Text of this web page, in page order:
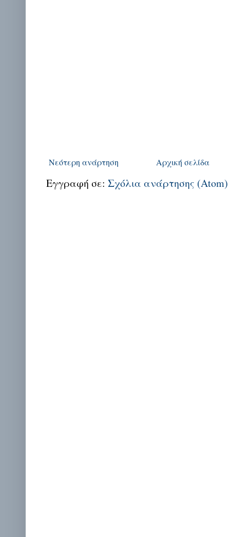
Νεότερη ανάρτηση Αρχική σελίδα
Εγγραφή σε: Σχόλια ανάρτησης (Atom)